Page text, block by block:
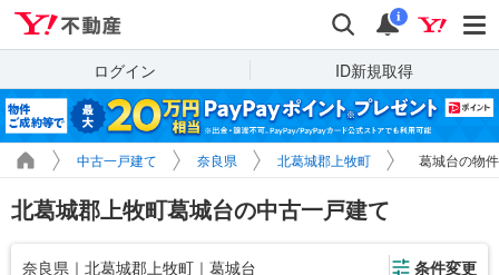
検索 通知
i
ログイン ID新規取得
中古一戸建て 奈良県 北葛城郡上牧町 葛城台の物
北葛城郡上牧町葛城台の中古一戸建て
奈良県｜北葛城郡上牧町｜葛城台 条件変更